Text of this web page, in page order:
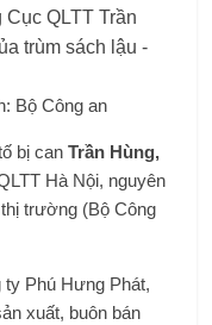
Bộ Công an
bị can Trần Hùng,
Hà Nội, nguyên
trường (Bộ Công
ty Phú Hưng Phát,
xuất, buôn bán